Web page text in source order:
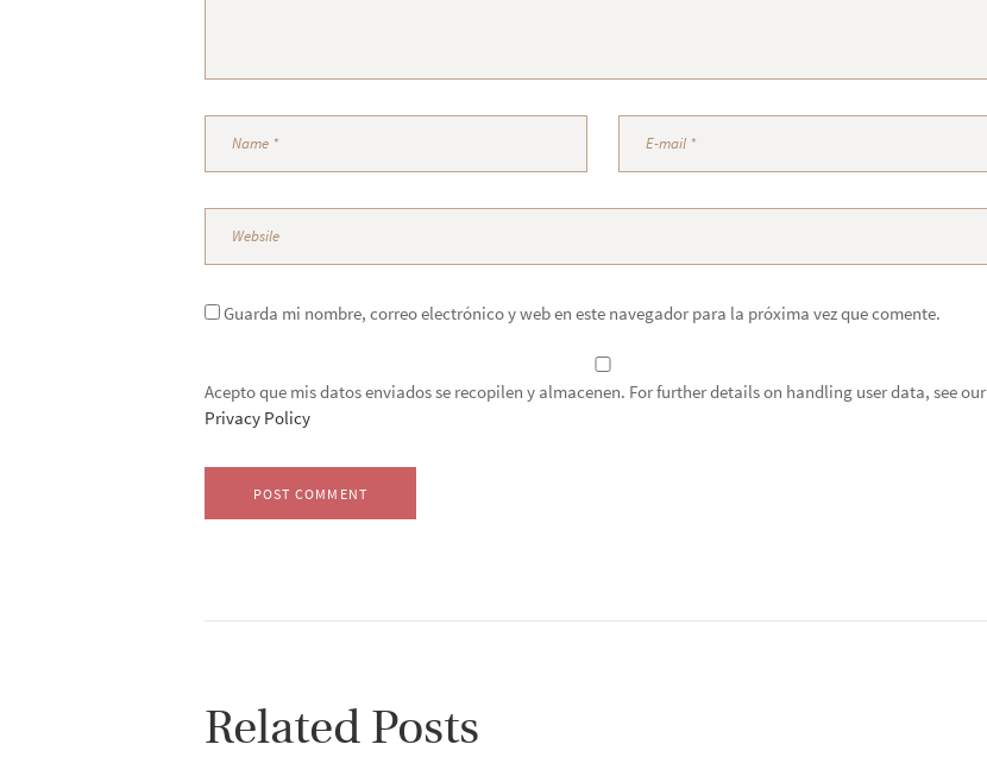
Guarda mi nombre, correo electrónico y web en este navegador para la próxima vez que comente.
Acepto que mis datos enviados se recopilen y almacenen. For further details on handling user data, see our
Privacy Policy
Related Posts